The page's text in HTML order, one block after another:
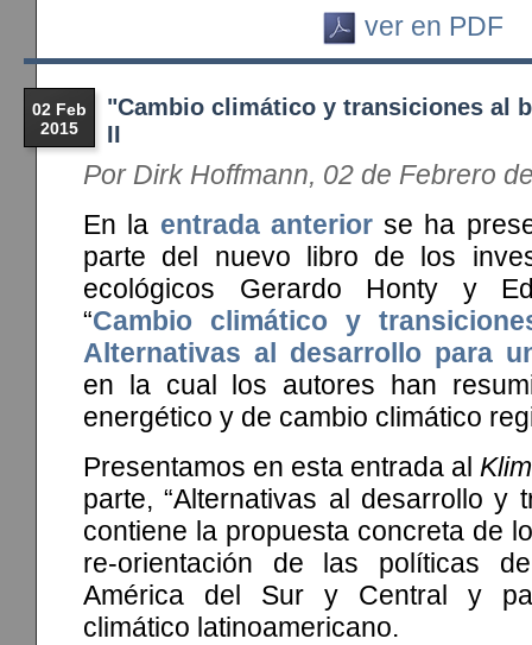
ver en PDF
02 Feb
2015
"Cambio climático y transiciones al
II
Por Dirk Hoffmann, 02 de Febrero
En la entrada anteriorse ha
parte del nuevo libro de los
ecológicos Gerardo Honty y
“Cambio climático y
Alternativas al desarrollo para
en la cual los autores han
energético y de cambio climático
Presentamos en esta entrada al
parte, “Alternativas al desarrollo y
contiene la propuesta concreta de
re-orientación de las políticas
América del Sur y Central y
climático latinoamericano.